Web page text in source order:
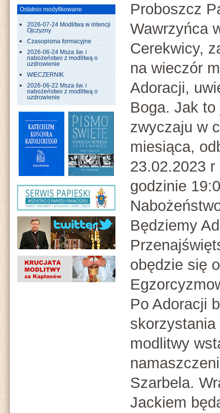
Ostatnio modyfikowane
2026-07-24 Modlitwa w intencji
Ojczyzny
Czasopisma formacyjne
2026-06-24 Msza św. i
nabożeństwo z modlitwą o
uzdrowienie
WIECZERNIK
2026-06-22 Msza św. i
nabożeństwo z modlitwą o
uzdrowienie
Proboszcz
Wawrzyńca
Cerekwicy,
na wieczór
Adoracji,
Boga. Jak
zwyczaju w
miesiąca,
23.02.2023
godzinie
Będziemy
obędzie się
Po Adoracji
modlitwy
Szarbela.
Jackiem